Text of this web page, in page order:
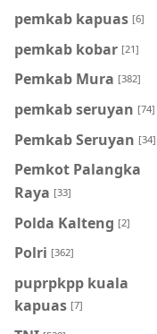
pemkab kapuas [6]
pemkab kobar [21]
Pemkab Mura [382]
pemkab seruyan [74]
Pemkab Seruyan [34]
Pemkot Palangka
Raya [33]
Polda Kalteng [2]
Polri [362]
puprpkpp kuala
kapuas [7]